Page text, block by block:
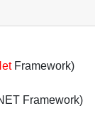
Framework)
Framework)